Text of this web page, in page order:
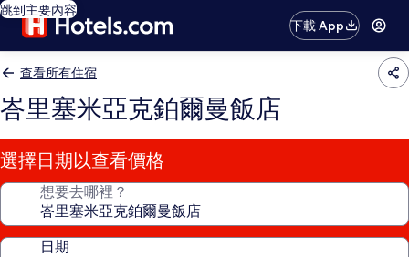
跳到主要內容
下載 App
查看所有住宿
峇里塞米亞克鉑爾曼飯店
選擇日期以查看價格
想要去哪裡？
日期